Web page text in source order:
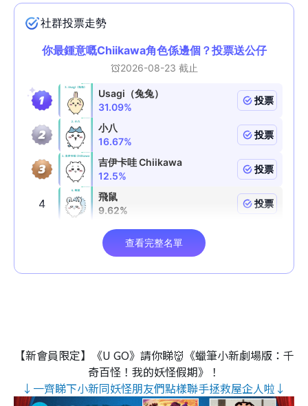
【新會員限定】《U GO》請你睇👹《蠟筆小新劇場版：千
奇百怪！我的妖怪假期》！
↓一齊睇下小新同妖怪朋友們點樣聯手拯救屋企人啦↓